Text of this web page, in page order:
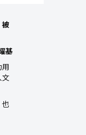
被
基
用
文
也